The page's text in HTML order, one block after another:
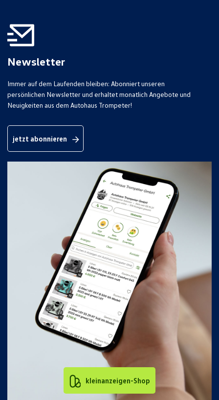
Newsletter
Immer auf dem Laufenden bleiben: Abonniert unseren
persönlichen Newsletter und erhaltet monatlich Angebote und
Neuigkeiten aus dem Autohaus Trompeter!
jetzt abonnieren
kleinanzeigen-Shop